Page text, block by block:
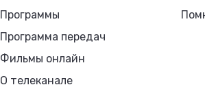
Программы
Программа передач
Фильмы онлайн
О телеканале